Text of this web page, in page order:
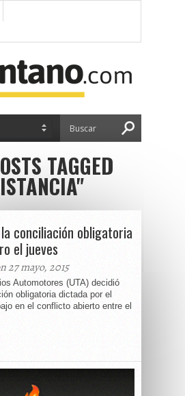
TAGGED
conciliación obligatoria
el jueves
27 mayo, 2015
Automotores (UTA) decidió
obligatoria dictada por el
en el conflicto abierto entre el